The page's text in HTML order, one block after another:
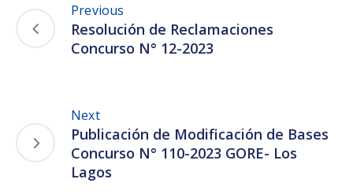
Previous
Resolución de Reclamaciones
Concurso N° 12-2023
Next
Publicación de Modificación de Bases
Concurso N° 110-2023 GORE- Los
Lagos